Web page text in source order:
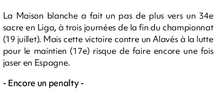
La Maison blanche a fait un pas de plus vers un 34e
sacre en Liga, à trois journées de la fin du championnat
(19 juillet). Mais cette victoire contre un Alavés à la lutte
pour le maintien (17e) risque de faire encore une fois
jaser en Espagne.
- Encore un penalty -